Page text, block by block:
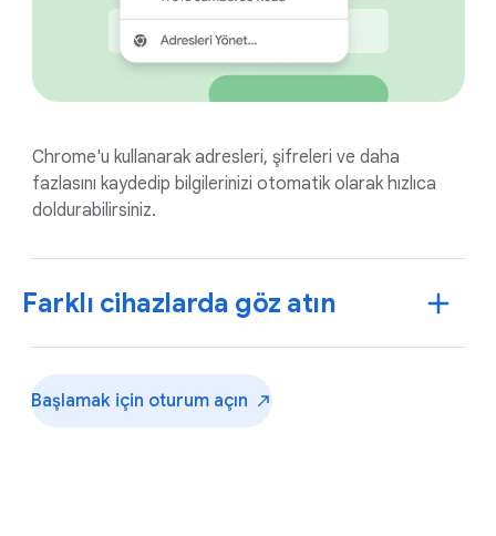
Chrome'u kullanarak adresleri, şifreleri ve daha
fazlasını kaydedip bilgilerinizi otomatik olarak hızlıca
doldurabilirsiniz.
Farklı cihazlarda göz atın
Başlamak için oturum açın